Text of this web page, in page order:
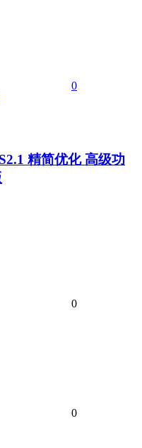
0
精简优化 高级功
0
0